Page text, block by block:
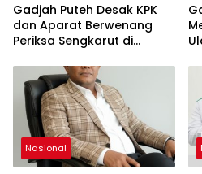
Gadjah Puteh Desak KPK
dan Aparat Berwenang
Periksa Sengkarut di
Termasuk Dugaan Korupsi
Proyek Coretax
Nasional